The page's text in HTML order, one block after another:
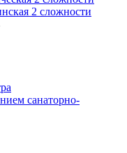
2 сложности
санаторно-